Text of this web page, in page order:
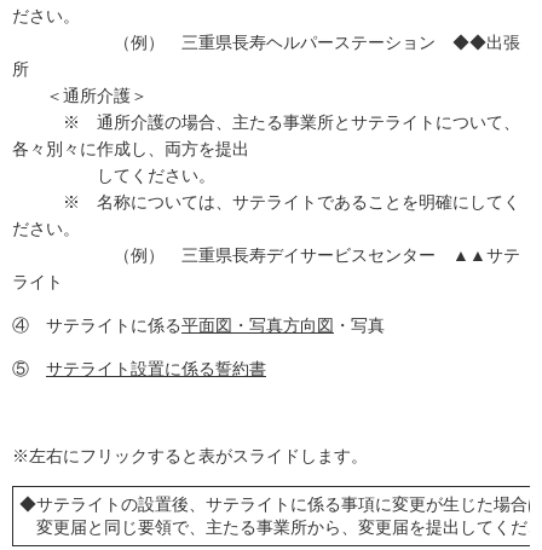
ださい。
（例） 三重県長寿ヘルパーステーション ◆◆出張
所
＜通所介護＞
※ 通所介護の場合、主たる事業所とサテライトについて、
各々別々に作成し、両方を提出
してください。
※ 名称については、サテライトであることを明確にしてく
ださい。
（例） 三重県長寿デイサービスセンター ▲▲サテ
ライト
④ サテライトに係る平面図・写真方向図 ・写真
⑤ サテライト設置に係る誓約書
※左右にフリックすると表がスライドします。
◆サテライトの設置後、サテライトに係る事項に変更が生じた場合
変更届と同じ要領で、主たる事業所から、変更届を提出してくだ